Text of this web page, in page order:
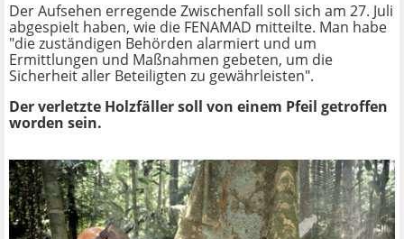
Der Aufsehen erregende Zwischenfall soll sich am 27. Juli
abgespielt haben, wie die FENAMAD mitteilte. Man habe
"die zuständigen Behörden alarmiert und um
Ermittlungen und Maßnahmen gebeten, um die
Sicherheit aller Beteiligten zu gewährleisten".
Der verletzte Holzfäller soll von einem Pfeil getroffen
worden sein.